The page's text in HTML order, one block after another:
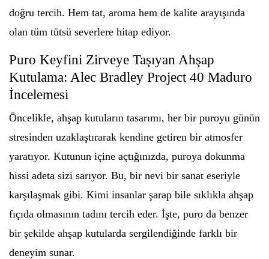
doğru tercih. Hem tat, aroma hem de kalite arayışında
olan tüm tütsü severlere hitap ediyor.
Puro Keyfini Zirveye Taşıyan Ahşap
Kutulama: Alec Bradley Project 40 Maduro
İncelemesi
Öncelikle, ahşap kutuların tasarımı, her bir puroyu günün
stresinden uzaklaştırarak kendine getiren bir atmosfer
yaratıyor. Kutunun içine açtığınızda, puroya dokunma
hissi adeta sizi sarıyor. Bu, bir nevi bir sanat eseriyle
karşılaşmak gibi. Kimi insanlar şarap bile sıklıkla ahşap
fıçıda olmasının tadını tercih eder. İşte, puro da benzer
bir şekilde ahşap kutularda sergilendiğinde farklı bir
deneyim sunar.